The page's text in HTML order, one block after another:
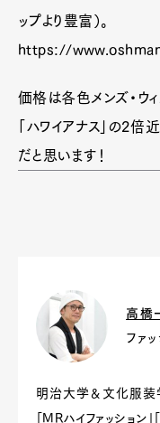
ップより豊富）。
https://
価格は各色メンズ・ウ
「ハワイアナス」の2倍
だと思います！
高橋
ファ
明治大学＆文化服装
「MRハイファッション